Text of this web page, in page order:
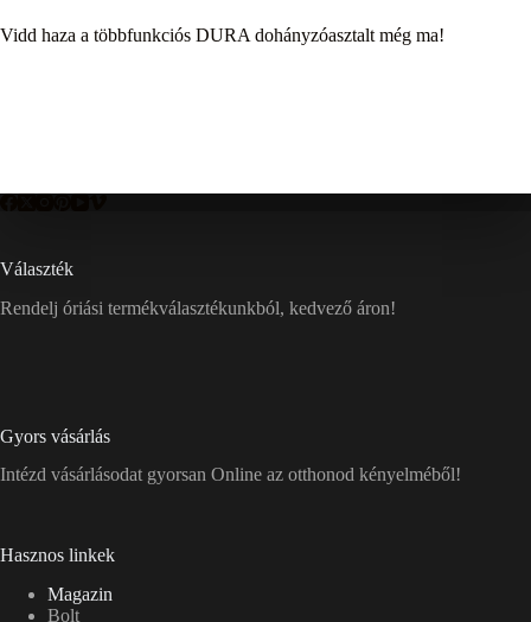
Vidd haza a többfunkciós DURA dohányzóasztalt még ma!
Választék
Rendelj óriási termékválasztékunkból, kedvező áron!
Gyors vásárlás
Intézd vásárlásodat gyorsan Online az otthonod kényelméből!
Hasznos linkek
Magazin
Bolt